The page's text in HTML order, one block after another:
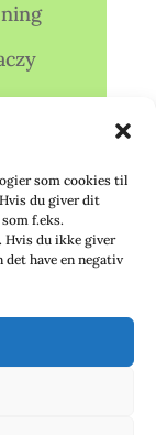
som cookies til
du giver dit
f.eks.
Hvis du ikke giver
have en negativ
(VdÜ)